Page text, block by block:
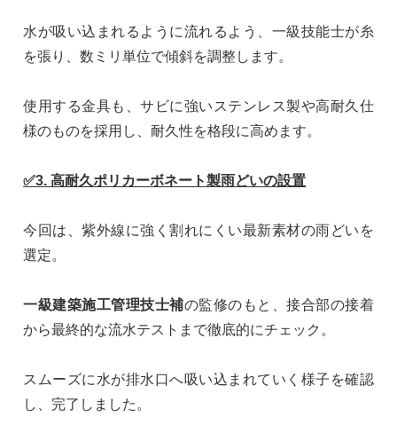
水が吸い込まれるように流れるよう、一級技能士が糸
を張り、数ミリ単位で傾斜を調整します。
使用する金具も、サビに強いステンレス製や高耐久仕
様のものを採用し、耐久性を格段に高めます。
✅3. 高耐久ポリカーボネート製雨どいの設置
今回は、紫外線に強く割れにくい最新素材の雨どいを
選定。
一級建築施工管理技士補の監修のもと、接合部の接着
から最終的な流水テストまで徹底的にチェック。
スムーズに水が排水口へ吸い込まれていく様子を確認
し、完了しました。